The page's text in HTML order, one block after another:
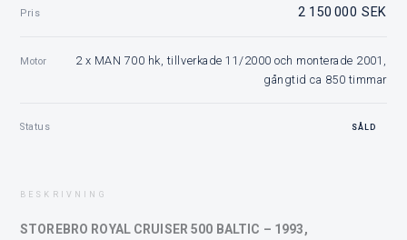
Pris 2 150 000 SEK
Motor
2 x MAN 700 hk, tillverkade 11/2000 och monterade 2001,
gångtid ca 850 timmar
Status SÅLD
BESKRIVNING
STOREBRO ROYAL CRUISER 500 BALTIC – 1993,